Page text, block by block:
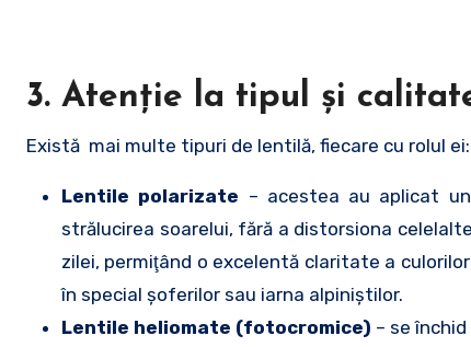
3. Atenţie la tipul şi
Există mai multe tipuri de lentilă, fiecare cu rolul ei:
Lentile polarizate – acestea au aplicat
strălucirea soarelui, fără a distorsiona
zilei, permiţând o excelentă claritate a
în special şoferilor sau iarna alpiniştilor.
Lentile heliomate (fotocromice) – se